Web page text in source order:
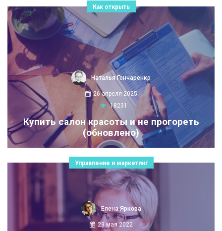
Как открыть
Наталья Гончаренко
26 апреля 2025
18231
Купить салон красоты и не прогореть
(обновлено)
Управление и маркетинг
Елена Яркова
23 мая 2022